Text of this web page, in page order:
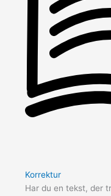
Korrektur
Har du en tekst, der